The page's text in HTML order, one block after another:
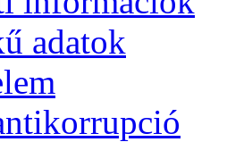
adatok